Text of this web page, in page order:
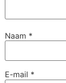
Naam *
E-mail *